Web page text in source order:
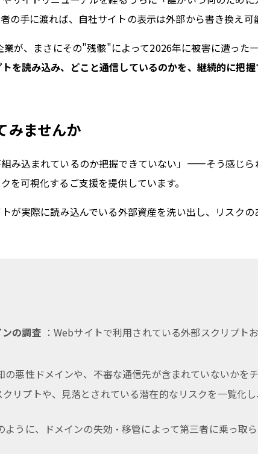
の手に渡れば、自社サイトの表示は外部から書き換え可
業が、まさにその"残骸"によって2026年に被害に遭っ
を読み込み、どこと通信しているのかを、継続的に把握
みませんか
み込まれているのか把握できていない」——そう感じら
を可視化するご支援を提供しています。
が実際に読み込んでいる外部資産を洗い出し、リスク
の調査 ：Webサイトで利用されている外部スクリプト
の悪性ドメインや、不審な通信先が含まれていないかをチ
リプトや、見落とされている潜在的なリスクを一覧化
ように、ドメインの失効・移管によって第三者に乗っ取